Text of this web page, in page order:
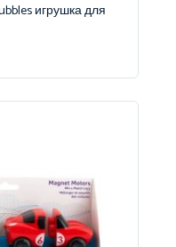
игрушка для